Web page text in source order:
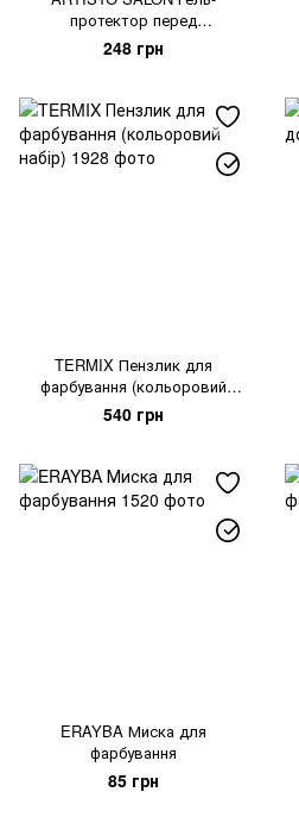
протектор перед
фарбуванням
248 грн
TERMIX Пензлик для
фарбування (кольоровий
набір)
540 грн
ERAYBA Миска для
фарбування
85 грн